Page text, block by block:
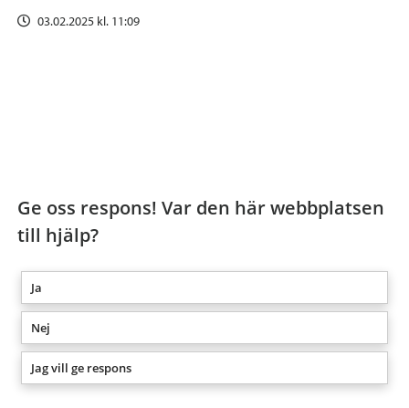
03.02.2025 kl. 11:09
Ge oss respons! Var den här webbplatsen
till hjälp?
Ja
Nej
Jag vill ge respons